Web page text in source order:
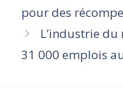
pour des
L’industrie
31 000 emplois